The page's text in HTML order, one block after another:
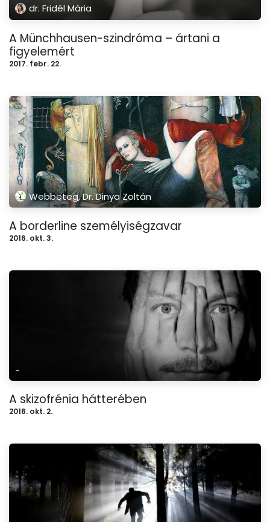
dr. Fridél Mária
A Münchhausen-szindróma – ártani a
figyelemért
2017. febr. 22.
Webbeteg, Dr. Dinya Zoltán
A borderline személyiségzavar
2016. okt. 3.
-
A skizofrénia hátterében
2016. okt. 2.